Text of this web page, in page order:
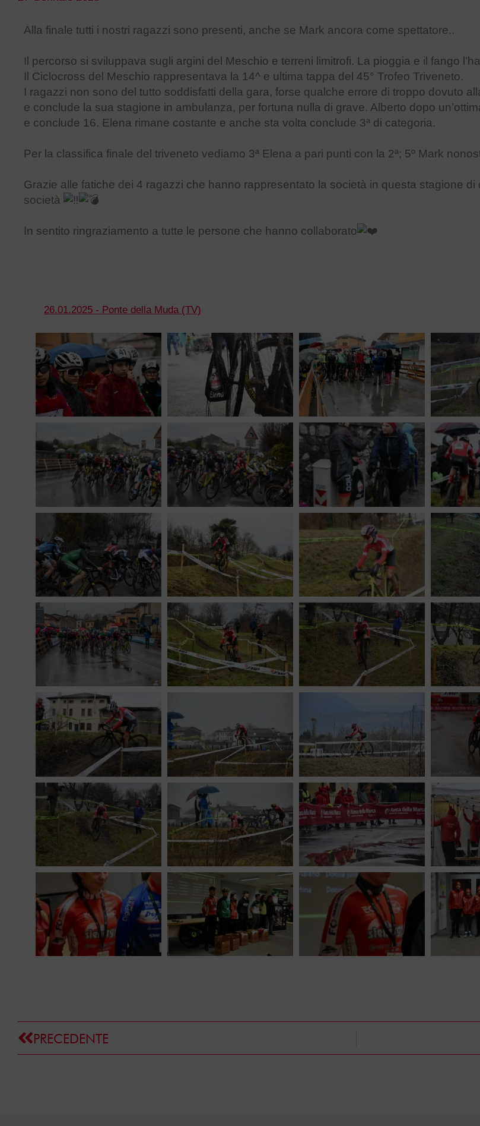
Alla finale tutti i nostri ragazzi sono presenti, anche se Mark ancora come spettatore..
Il percorso si sviluppava sugli argini del Meschio e terreni limitrofi. La pioggia e il fango
Il Ciclocross del Meschio rappresentava la 14^ e ultima tappa del 45° Trofeo Triveneto.
I ragazzi non sono del tutto soddisfatti della gara, forse qualche errore di troppo dovuto
e conclude la sua stagione in ambulanza, per fortuna nulla di grave. Alberto dopo
e conclude 16. Elena rimane costante e anche sta volta conclude 3ª di categoria.
Per la classifica finale del triveneto vediamo 3ª Elena a pari punti con la 2ª; 5º Mark
Grazie alle fatiche dei 4 ragazzi che hanno rappresentato la società in questa stagione
società
In sentito ringraziamento a tutte le persone che hanno collaborato
26.01.2025 - Ponte della Muda (TV)
PRECEDENTE